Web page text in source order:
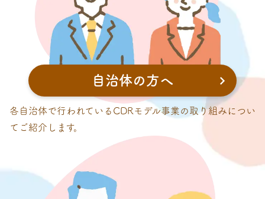
自治体の方へ
各自治体で行われているCDRモデル事業の取り組みについ
てご紹介します。